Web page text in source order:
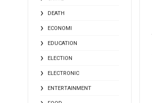
DEATH
ECONOMI
EDUCATION
ELECTION
ELECTRONIC
ENTERTAINMENT